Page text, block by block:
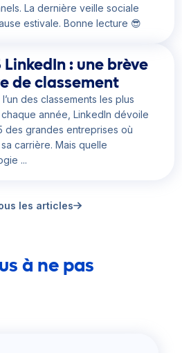
La dernière veille sociale
estivale. Bonne lecture 😎
LinkedIn : une brève
de classement
l’un des classements les plus
année, LinkedIn dévoile
des grandes entreprises où
carrière. Mais quelle
...
les articles
à ne pas